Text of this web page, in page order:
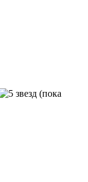
(пока